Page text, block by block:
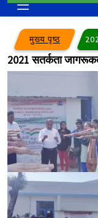
मुख्य पृष्ठ
2021 सतर्कता